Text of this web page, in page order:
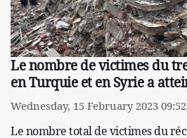
Le nombre de victimes du
en Turquie et en Syrie a
Wednesday, 15 February 2023 09:52
Le nombre total de victimes du